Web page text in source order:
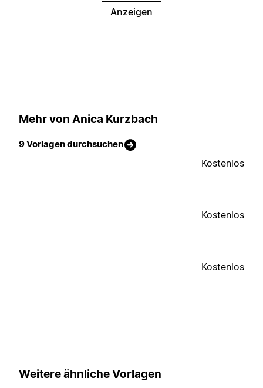
Anzeigen
Mehr von Anica Kurzbach
9 Vorlagen durchsuchen
Kostenlos
Kostenlos
Kostenlos
Weitere ähnliche Vorlagen